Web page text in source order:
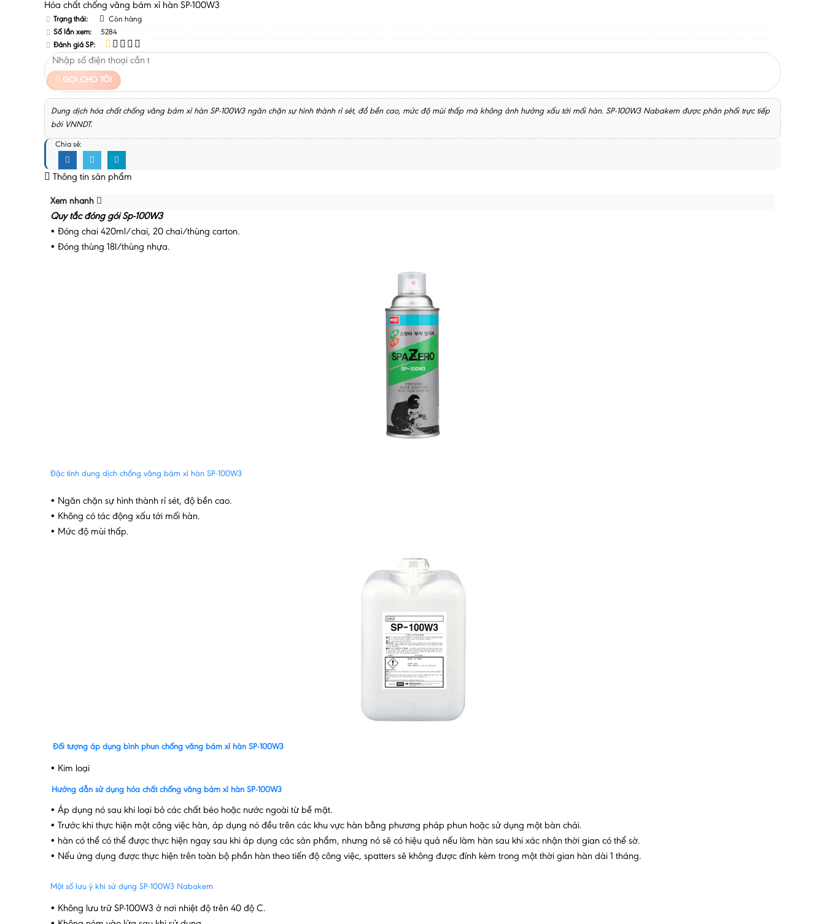
Hóa chất chống văng bám xỉ hàn SP-100W3
Trạng thái:
Còn hàng
Số lần xem:
5284
Đánh giá SP:
GỌI CHO TÔI
Dung dịch hóa chất chống văng bám xỉ hàn SP-100W3 ngăn chặn sự hình thành rỉ sét, đồ bền cao, mức độ mùi thấp mà không ảnh hưởng xấu tới mối hàn. SP-100W3 Nabakem được phân phối trực tiếp
bởi VNNDT.
Chia sẻ:
Thông tin sản phẩm
Xem nhanh
Quy tắc đóng gói Sp-100W3
• Đóng chai 420ml/chai, 20 chai/thùng carton.
• Đóng thùng 18l/thùng nhựa.
Đặc tính dung dịch chống văng bám xỉ hàn SP-100W3
• Ngăn chặn sự hình thành rỉ sét, độ bền cao.
• Không có tác động xấu tới mối hàn.
• Mức độ mùi thấp.
Đối tượng áp dụng bình phun chống văng bám xỉ hàn SP-100W3
• Kim loại
Hướng dẫn sử dụng hóa chất chống văng bám xỉ hàn SP-100W3
• Áp dụng nó sau khi loại bỏ các chất béo hoặc nước ngoài từ bề mặt.
• Trước khi thực hiện một công việc hàn, áp dụng nó đều trên các khu vực hàn bằng phương pháp phun hoặc sử dụng một bàn chải.
• hàn có thể có thể được thực hiện ngay sau khi áp dụng các sản phẩm, nhưng nó sẽ có hiệu quả nếu làm hàn sau khi xác nhận thời gian có thể sờ.
• Nếu ứng dụng được thực hiện trên toàn bộ phần hàn theo tiến độ công việc, spatters sẽ không được đính kèm trong một thời gian hàn dài 1 tháng.
Một số lưu ý khi sử dụng SP-100W3 Nabakem
• Không lưu trữ SP-100W3 ở nơi nhiệt độ trên 40 độ C.